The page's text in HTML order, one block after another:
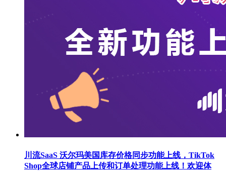
川流SaaS 沃尔玛美国库存价格同步功能上线，TikTok
Shop全球店铺产品上传和订单处理功能上线！欢迎体